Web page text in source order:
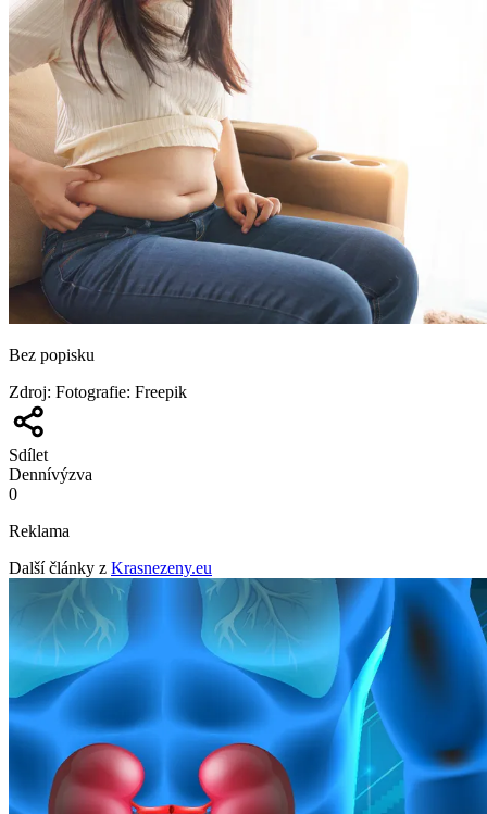
Bez popisku
Zdroj: Fotografie: Freepik
Sdílet
Dennívýzva
0
Reklama
Další články z Krasnezeny.eu